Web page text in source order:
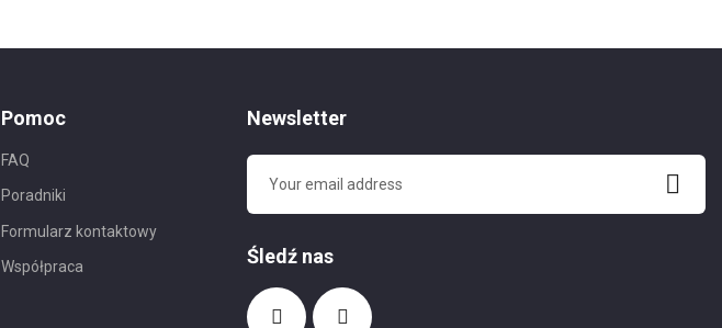
Pomoc
FAQ
Poradniki
Formularz kontaktowy
Współpraca
Newsletter
Śledź nas